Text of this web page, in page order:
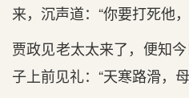
来，沉声道：“你要打死他
贾政见老太太来了，便知
子上前见礼：“天寒路滑，